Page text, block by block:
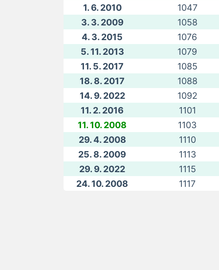
1. 6. 2010
1047
3. 3. 2009
1058
4. 3. 2015
1076
5. 11. 2013
1079
11. 5. 2017
1085
18. 8. 2017
1088
14. 9. 2022
1092
11. 2. 2016
1101
11. 10. 2008
1103
29. 4. 2008
1110
25. 8. 2009
1113
29. 9. 2022
1115
24. 10. 2008
1117